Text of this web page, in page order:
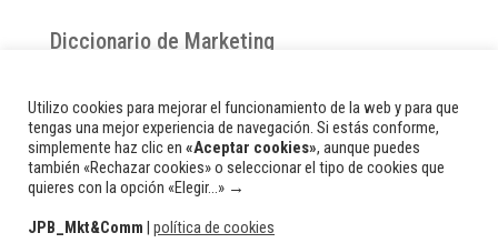
Diccionario de Marketing
Zona chacolinera de Burgos
Comarca de la Bureba
Utilizo cookies para mejorar el funcionamiento de la web y para que
tengas una mejor experiencia de navegación. Si estás conforme,
simplemente haz clic en «Aceptar cookies», aunque puedes
también «Rechazar cookies» o seleccionar el tipo de cookies que
quieres con la opción «Elegir...» →
JPB_Mkt&Comm | política de cookies